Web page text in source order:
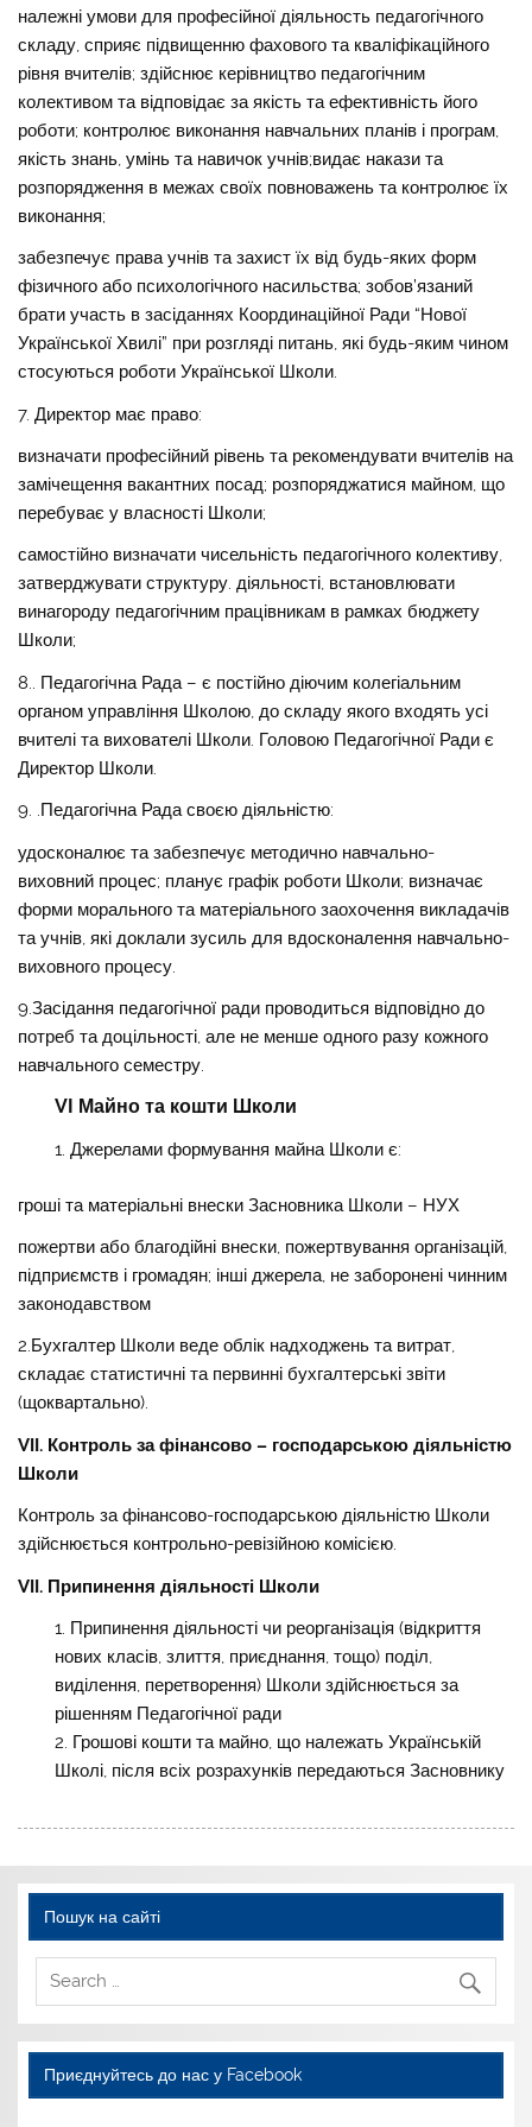
належні умови для професійної діяльность педагогічного
складу, сприяє підвищенню фахового та кваліфікаційного
рівня вчителів; здійснює керівництво педагогічним
колективом та відповідає за якість та ефективність його
роботи; контролює виконання навчальних планів і програм,
якість знань, умінь та навичок учнів;видає накази та
розпорядження в межах своїх повноважень та контролює їх
виконання;
забезпечує права учнів та захист їх від будь-яких форм
фізичного або психологічного насильства; зобов’язаний
брати участь в засіданнях Координаційної Ради “Нової
Української Хвилі” при розгляді питань, які будь-яким чином
стосуються роботи Української Школи.
7. Директор має право:
визначати професійний рівень та рекомендувати вчителів на
замічещення вакантних посад; розпоряджатися майном, що
перебуває у власності Школи;
самостійно визначати чисельність педагогічного колективу,
затверджувати структуру. діяльності, встановлювати
винагороду педагогічним працівникам в рамках бюджету
Школи;
8.. Педагогічна Рада – є постійно діючим колегіальним
органом управління Школою, до складу якого входять усі
вчителі та вихователі Школи. Головою Педагогічної Ради є
Директор Школи.
9. .Педагогічна Рада своєю діяльністю:
удосконалює та забезпечує методично навчально-
виховний процес; планує графік роботи Школи; визначає
форми морального та матеріального заохочення викладачів
та учнів, які доклали зусиль для вдосконалення навчально-
виховного процесу.
9.Засідання педагогічної ради проводиться відповідно до
потреб та доцільності, але не менше одного разу кожного
навчального семестру.
VI Майно та кошти Школи
Джерелами формування майна Школи є:
гроші та матеріальні внески Засновника Школи – НУХ
пожертви або благодійні внески, пожертвування організацій,
підприємств і громадян; інші джерела, не заборонені чинним
законодавством
2.Бухгалтер Школи веде облік надходжень та витрат,
складає статистичні та первинні бухгалтерські звіти
(щоквартально).
VII. Контроль за фінансово – господарською діяльністю
Школи
Контроль за фінансово-господарською діяльністю Школи
здійснюється контрольно-ревізійною комісією.
VII. Припинення діяльності Школи
Припинення діяльності чи реорганізація (відкриття
нових класів, злиття, приєднання, тощо) поділ,
виділення, перетворення) Школи здійснюється за
рішенням Педагогічної ради
Грошові кошти та майно, що належать Українській
Школі, після всіх розрахунків передаються Засновнику
Пошук на сайті
Приєднуйтесь до нас у Facebook